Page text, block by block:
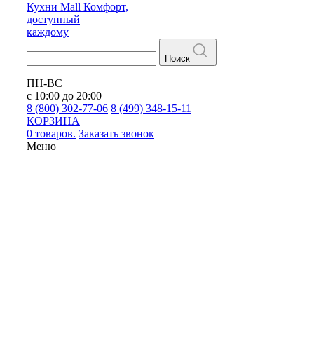
Кухни Mall Комфорт,
доступный
каждому
Поиск
ПН-ВС
с 10:00 до 20:00
8 (800) 302-77-06 8 (499) 348-15-11
КОРЗИНА
0 товаров. Заказать звонок
Меню